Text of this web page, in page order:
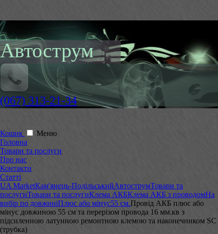
Автострум
(067) 313-21-34
Кошик
Меню
Головна
Товари та послуги
Про нас
Контакти
Статті
UA MarketКам'янець-ПодільськийАвтострумТовари та
послугиТовари та послугиКлема АКБКлема АКБ з проводомНа
вибір по довжиніПлюс або мінус55 см.Провід АКБ плюс або
мінус довжиною 55 см та перерізом провода 16 мм.кв з
підсиленною латунною ремонтною клемою та наконечником SC
(трубка)